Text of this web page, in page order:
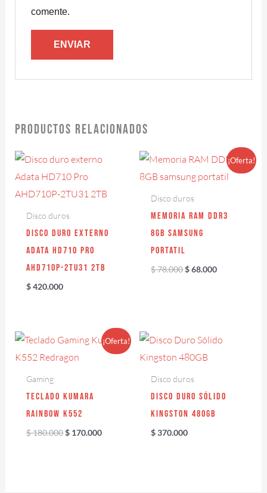
comente.
Productos relacionados
Disco duros
Disco duro externo
Adata HD710 Pro
AHD710P-2TU31 2TB
$420.000
¡Oferta!
Disco duros
Memoria RAM DDR3
8GB samsung
portatil
$78.000
El
precio
original
$ 78.000.
$68.000
El
precio
actual
¡Oferta!
Gaming
Teclado Kumara
Rainbow K552
$180.000
precio
original
$170.000
El
precio
actual
Disco duros
Disco Duro Sólido
Kingston 480GB
$370.000